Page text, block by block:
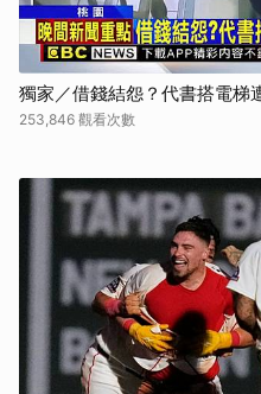
獨家／借錢結怨？代書搭電梯
253,846 觀看次數